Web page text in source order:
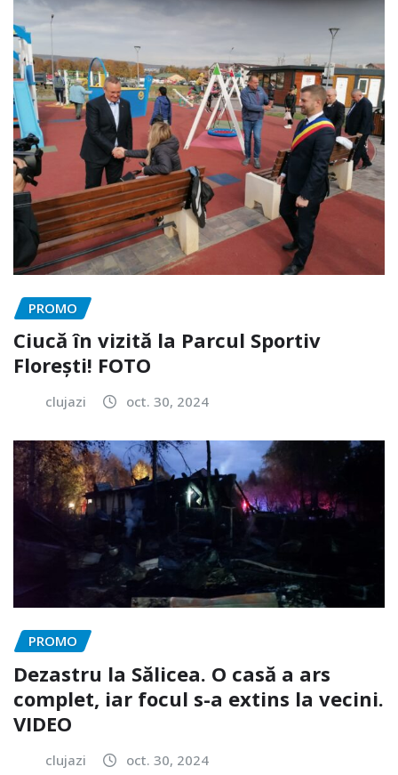
PROMO
Ciucă în vizită la Parcul Sportiv
Florești! FOTO
clujazi oct. 30, 2024
PROMO
Dezastru la Sălicea. O casă a ars
complet, iar focul s-a extins la vecini.
VIDEO
clujazi oct. 30, 2024